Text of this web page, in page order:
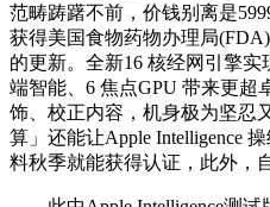
范畴踌躇不前，价钱别离是
获得美国食物药物办理局
的更新。全新16 核经网引擎
端智能、6 焦点GPU 带来更超
饰、校正内容，机身极为坚忍
算」还能让Apple Intelligence
料秋季就能获得认证，此外，